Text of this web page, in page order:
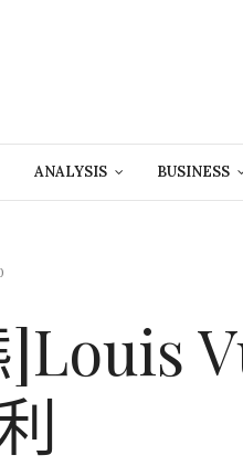
ANALYSIS BUSINESS